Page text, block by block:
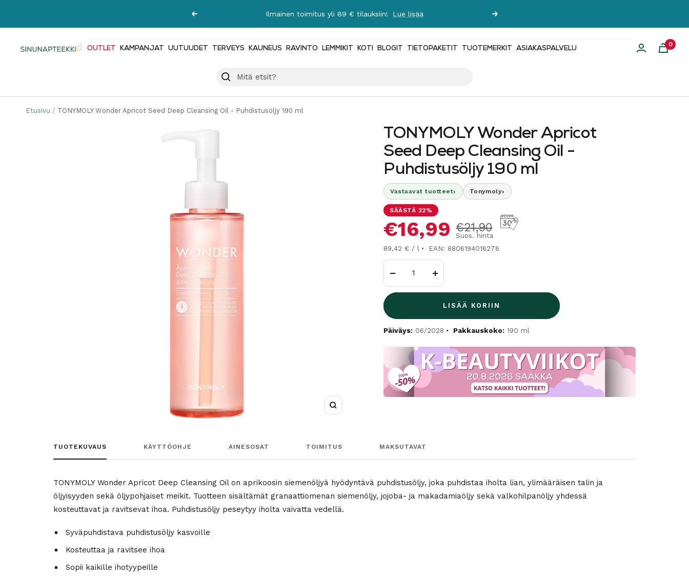
Edellinen Ilmainen toimitus yli 89 € tilauksiin! Lue lisää Seuraava
Sinunapteekki.fi OUTLET KAMPANJAT UUTUUDET TERVEYS KAUNEUS RAVINTO LEMMIKIT KOTI BLOGIT TIETOPAKETIT TUOTEMERKIT ASIAKASPALVELU
0
Etusivu TONYMOLY Wonder Apricot Seed Deep Cleansing Oil - Puhdistusöljy 190 ml
Suurenna
TONYMOLY Wonder Apricot
Seed Deep Cleansing Oil -
Puhdistusöljy 190 ml
Vastaavat tuotteet› Tonymoly›
SÄÄSTÄ 22%
Alennushinta
€16,99 Normaalihinta
€21,90
Suos. hinta
89,42 € / l
EAN: 8806194016276
Lisää
LISÄÄ KORIIN
Päiväys: 06/2028 Pakkauskoko: 190 ml
TUOTEKUVAUS KÄYTTÖOHJE AINESOSAT TOIMITUS MAKSUTAVAT
TONYMOLY Wonder Apricot Deep Cleansing Oil on aprikoosin siemenöljyä hyödyntävä puhdistusöljy, joka puhdistaa iholta lian, ylimääräisen talin ja
öljyisyyden sekä öljypohjaiset meikit. Tuotteen sisältämät granaattiomenan siemenöljy, jojoba- ja makadamiaöljy sekä valkohilpanöljy yhdessä
kosteuttavat ja ravitsevat ihoa. Puhdistusöljy peseytyy iholta vaivatta vedellä.
Syväpuhdistava puhdistusöljy kasvoille
Kosteuttaa ja ravitsee ihoa
Sopii kaikille ihotyypeille